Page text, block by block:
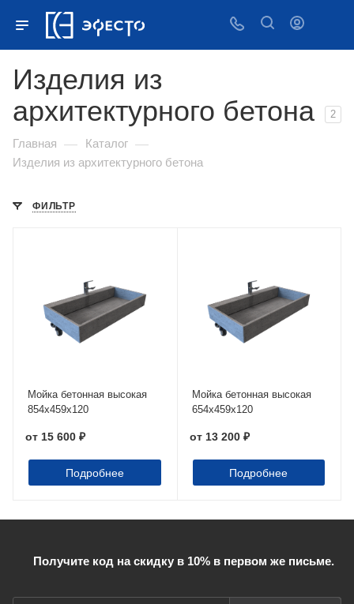
Изделия из
архитектурного бетона
2
Главная — Каталог —
Изделия из архитектурного бетона
ФИЛЬТР
Мойка бетонная высокая
854х459х120
от 15 600 ₽
Подробнее
Мойка бетонная высокая
654х459х120
от 13 200 ₽
Подробнее
Получите код на скидку в 10% в первом же письме.